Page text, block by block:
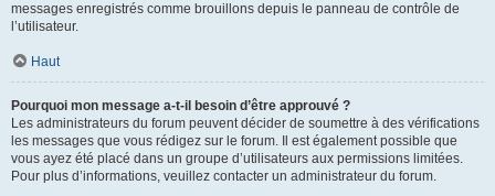
messages enregistrés comme brouillons depuis le panneau de contrôle de
l’utilisateur.
Haut
Pourquoi mon message a-t-il besoin d’être approuvé ?
Les administrateurs du forum peuvent décider de soumettre à des vérifications
les messages que vous rédigez sur le forum. Il est également possible que
vous ayez été placé dans un groupe d’utilisateurs aux permissions limitées.
Pour plus d’informations, veuillez contacter un administrateur du forum.